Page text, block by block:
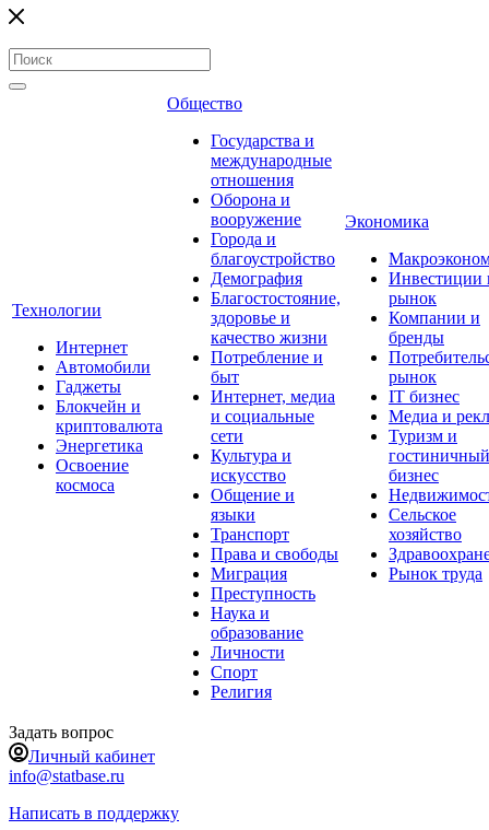
Технологии
Интернет
Автомобили
Гаджеты
Блокчейн и
криптовалюта
Энергетика
Освоение
космоса
Общество
Государства и
международные
отношения
Оборона и
вооружение
Города и
благоустройство
Демография
Благостостояние,
здоровье и
качество жизни
Потребление и
быт
Интернет, медиа
и социальные
сети
Культура и
искусство
Общение и
языки
Транспорт
Права и свободы
Миграция
Преступность
Наука и
образование
Личности
Спорт
Религия
Экономика
Инвестиции
рынок
Компании и
бренды
рынок
IT бизнес
Медиа и
Туризм и
гостиничный
бизнес
Сельское
хозяйство
Рынок труда
Задать вопрос
Личный кабинет
info@statbase.ru
Написать в поддержку